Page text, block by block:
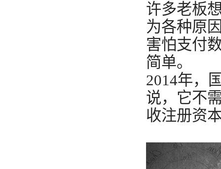
许多老板
为各种原
害怕支付
简单。
2014年，
说，它不
收注册资